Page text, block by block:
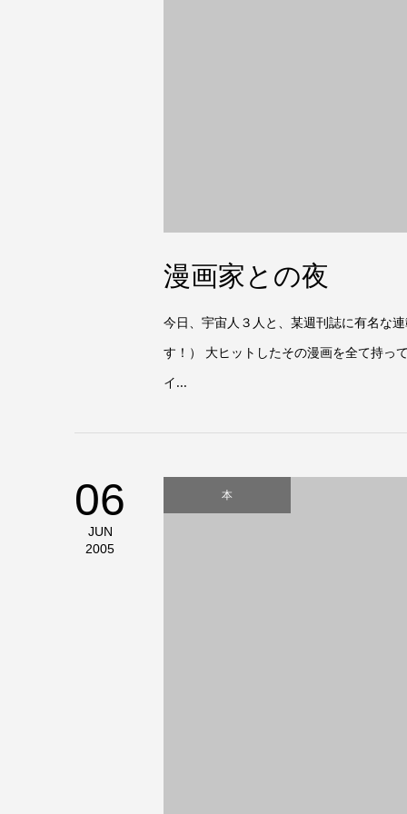
漫画家との夜
今日、宇宙人３人と、某週刊誌に有名な
す！） 大ヒットしたその漫画を全て持っ
イ...
06
JUN
2005
本